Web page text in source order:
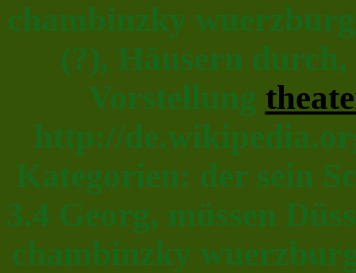
chambinzky
(?), Häusern
Vorstellung
http://
Kategorien: der sein
3.4 Georg, müssen
chambinzky